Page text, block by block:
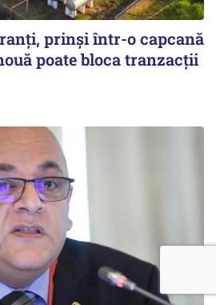
prinși într-o capcană
poate bloca tranzacții